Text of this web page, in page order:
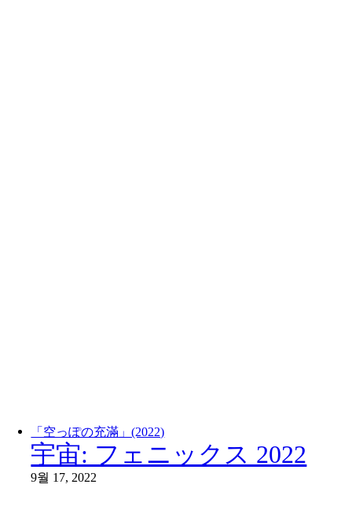
「空っぽの充滿」(2022)
宇宙: フェニックス 2022
9월 17, 2022